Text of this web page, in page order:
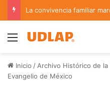
Menu
Inicio / Archivo Histórico de la
Evangelio de México